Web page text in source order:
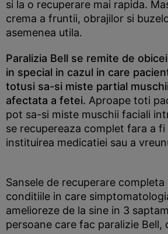
si la o recuperare mai rapida.
crema a fruntii, obrajilor si
asemenea utila.
Paralizia Bell se remite de
in special in cazul in care
totusi sa-si miste partial
afectata a fetei. Aproape toti
pot sa-si miste muschii faciali
se recupereaza complet fara a fi
instituirea medicatiei sau a
Sansele de recuperare
conditiile in care
amelioreze de la sine in 3
persoane care fac paralizie Bell,